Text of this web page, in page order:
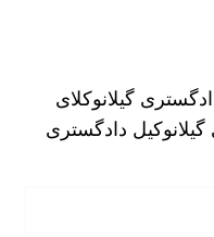
گیلانوکلای
وکیل دادگستری